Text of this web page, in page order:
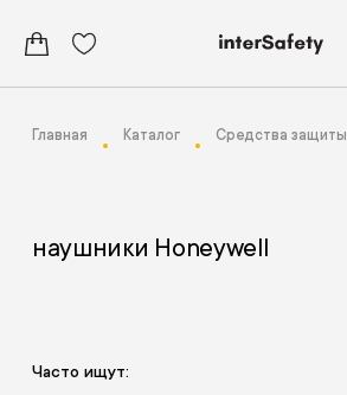
Главная Каталог Средства защиты
наушники Honeywell
Часто ищут: